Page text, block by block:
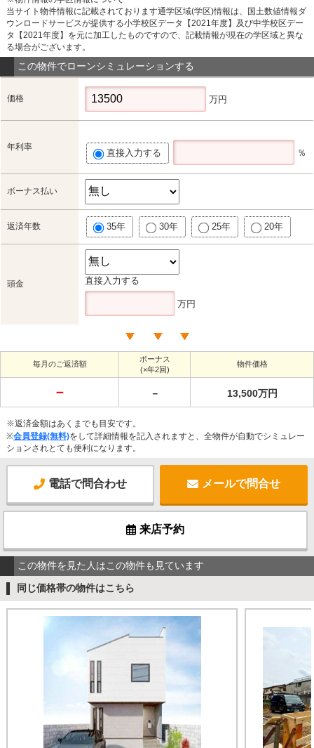
当サイト物件情報に記載されております通学区域(学区)情報は、国土数値情報ダ
ウンロードサービスが提供する小学校区データ【2021年度】及び中学校区デー
タ【2021年度】を元に加工したものですので、記載情報が現在の学区域と異な
る場合がございます。
この物件でローンシミュレーションする
価格 万円
年利率
直接入力する ％
ボーナス払い
返済年数 35年 30年 25年 20年
頭金 直接入力する
万円
毎月のご返済額
ボーナス
(×年2回)
物件価格
－ － 13,500万円
※返済金額はあくまでも目安です。
※会員登録(無料)をして詳細情報を記入されますと、全物件が自動でシミュレー
ションされとても便利になります。
電話で問合わせ メールで問合せ
来店予約
この物件を見た人はこの物件も見ています
同じ価格帯の物件はこちら